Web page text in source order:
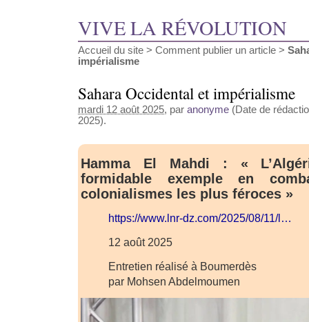
VIVE LA RÉVOLUTION
Accueil du site > Comment publier un article >
impérialisme
Sahara Occidental et impérialisme
mardi 12 août 2025, par anonyme (Date de
2025).
Hamma El Mahdi : «
formidable exemple en
colonialismes les plus féroces »
https://www.lnr-dz.com/2025/08/11/l…
12 août 2025
Entretien réalisé à Boumerdès
par Mohsen Abdelmoumen